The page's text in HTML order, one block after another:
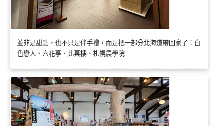
並非是甜點，也不只是伴手禮，而是把一部分北海道帶回家了：白
色戀人、六花亭、北菓樓、札幌農學院